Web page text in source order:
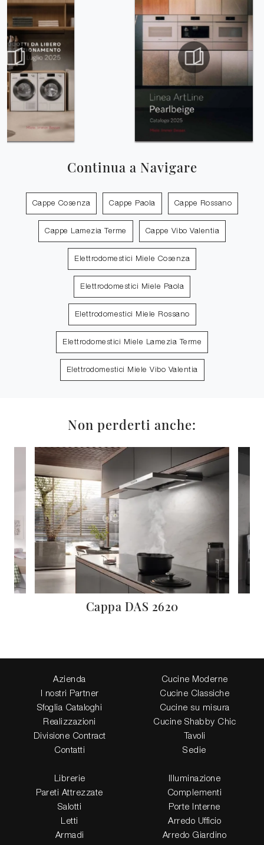
Continua a Navigare
Cappe Cosenza Cappe Paola Cappe Rossano
Cappe Lamezia Terme Cappe Vibo Valentia
Elettrodomestici Miele Cosenza
Elettrodomestici Miele Paola
Elettrodomestici Miele Rossano
Elettrodomestici Miele Lamezia Terme
Elettrodomestici Miele Vibo Valentia
Non perderti anche:
Cappa DAS 2620
Azienda
I nostri Partner
Sfoglia Cataloghi
Realizzazioni
Divisione Contract
Contatti
Cucine Moderne
Cucine Classiche
Cucine su misura
Cucine Shabby Chic
Tavoli
Sedie
Librerie
Pareti Attrezzate
Salotti
Letti
Armadi
Illuminazione
Complementi
Porte Interne
Arredo Ufficio
Arredo Giardino